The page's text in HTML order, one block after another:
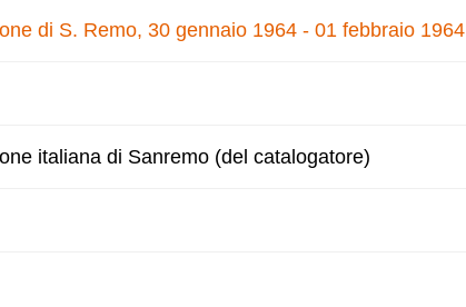
di S. Remo, 30 gennaio 1964 - 01 febbraio 1964
italiana di Sanremo (del catalogatore)